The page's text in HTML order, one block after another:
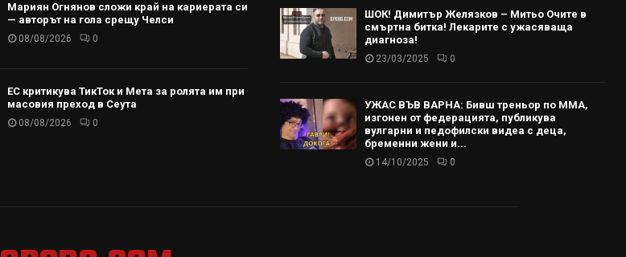
Мариян Огнянов сложи край на кариерата си
— авторът на гола срещу Челси
08/08/2026 0
ЕС критикува ТикТок и Мета за ролята им при
масовия преход в Сеута
08/08/2026 0
ШОК! Димитър Желязков – Митьо Очите в
смъртна битка! Лекарите с ужасяваща
диагноза!
23/03/2025 0
УЖАС ВЪВ ВАРНА: Бивш треньор по ММА,
изгонен от федерацията, публикува
вулгарни и педофилски видеа с деца,
бременни жени и...
14/10/2025 0